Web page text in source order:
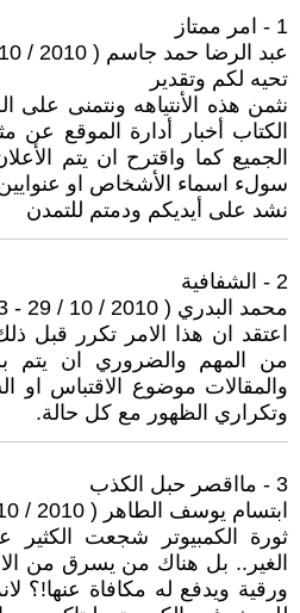
1 - امر ممتاز
عبد الرضا حمد جاسم ( 2010 / 10 / 29 - 17:14 )
تحيه لكم وتقدير
نثمن هذه الأنتياهه ونتمنى على
الكتاب أخبار أدارة الموقع عن
الجميع كما واقترح ان يتم
سولء اسماء الأشخاص او
نشد على أيديكم ودمتم للتمدن
2 - الشفافية
محمد البدري ( 2010 / 10 / 29 - 17:23 )
اعتقد ان هذا الامر تكرر قبل
من المهم والضروري ان يتم
والمقالات موضوع الاقتباس
وتكراري الظهور مع كل حالة.
3 - مااقصر حبل الكذب
ابتسام يوسف الطاهر ( 2010 / 10 / 29 - 17:31 )
ثورة الكمبيوتر شجعت
الغير.. بل هناك من يسرق من
ورقية ويدفع له مكافاة عنها!؟